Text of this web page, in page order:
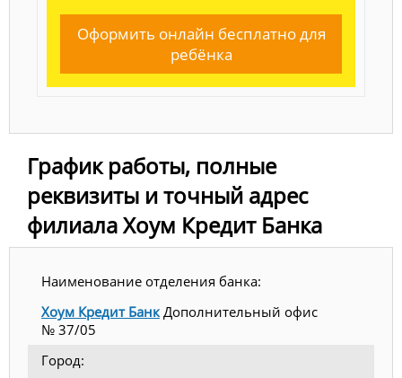
Оформить онлайн бесплатно для
ребёнка
График работы, полные
реквизиты и точный адрес
филиала Хоум Кредит Банка
Наименование отделения банка:
Хоум Кредит БанкДополнительный офис
№ 37/05
Город: